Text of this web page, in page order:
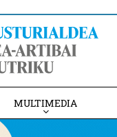
MULTIMEDIA